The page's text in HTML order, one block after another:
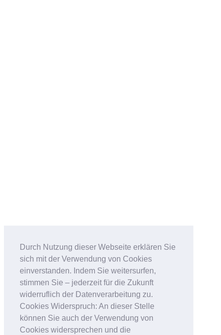
Durch Nutzung dieser Webseite erklären Sie
sich mit der Verwendung von Cookies
einverstanden. Indem Sie weitersurfen,
stimmen Sie – jederzeit für die Zukunft
widerruflich der Datenverarbeitung zu.
Cookies Widerspruch: An dieser Stelle
können Sie auch der Verwendung von
Cookies widersprechen und die